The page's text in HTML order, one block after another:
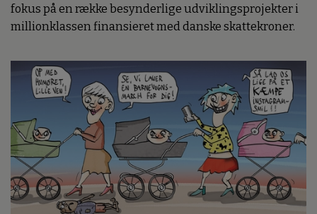
fokus på en række besynderlige udviklingsprojekter i
millionklassen finansieret med danske skattekroner.